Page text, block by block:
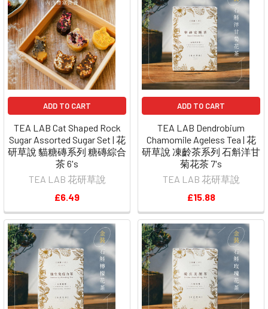
ADD TO CART
TEA LAB Cat Shaped Rock
Sugar Assorted Sugar Set | 花
研草說 貓糖磚系列 糖磚綜合
茶 6's
TEA LAB 花研草說
£6.49
ADD TO CART
TEA LAB Dendrobium
Chamomile Ageless Tea | 花
研草說 凍齡茶系列 石斛洋甘
菊花茶 7's
TEA LAB 花研草說
£15.88